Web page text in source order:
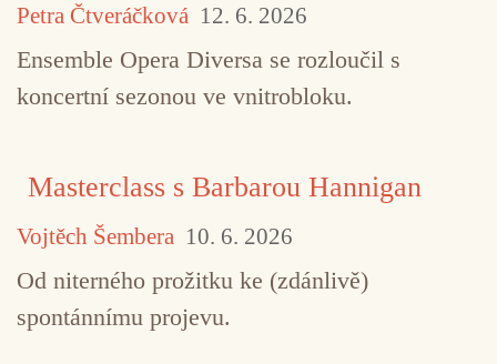
Petra Čtveráčková 12. 6. 2026
Ensemble Opera Diversa se rozloučil s
koncertní sezonou ve vnitrobloku.
Masterclass s Barbarou Hannigan
Vojtěch Šembera 10. 6. 2026
Od niterného prožitku ke (zdánlivě)
spontánnímu projevu.